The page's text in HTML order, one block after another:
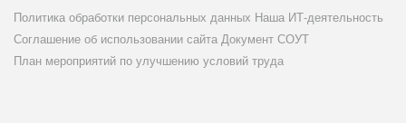
Политика обработки персональных данных Наша ИТ-деятельность
Соглашение об использовании сайта Документ СОУТ
План мероприятий по улучшению условий труда